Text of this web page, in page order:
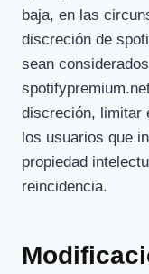
baja, en las
discreción de
sean
discreción, limitar
los usuarios que
propiedad
reincidencia.